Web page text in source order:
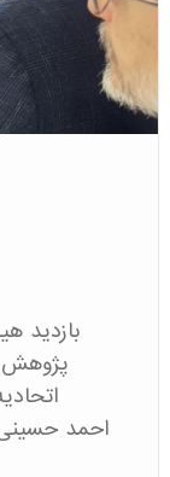
بازدید
پژوهش
احمد